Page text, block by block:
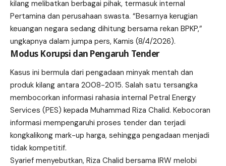
kilang melibatkan berbagai pihak, termasuk internal
Pertamina dan perusahaan swasta. “Besarnya kerugian
keuangan negara sedang dihitung bersama rekan BPKP,”
ungkapnya dalam jumpa pers, Kamis (8/4/2026).
Modus Korupsi dan Pengaruh Tender
Kasus ini bermula dari pengadaan minyak mentah dan
produk kilang antara 2008-2015. Salah satu tersangka
membocorkan informasi rahasia internal Petral Energy
Services (PES) kepada Muhammad Riza Chalid. Kebocoran
informasi mempengaruhi proses tender dan terjadi
kongkalikong mark-up harga, sehingga pengadaan menjadi
tidak kompetitif.
Syarief menyebutkan, Riza Chalid bersama IRW melobi